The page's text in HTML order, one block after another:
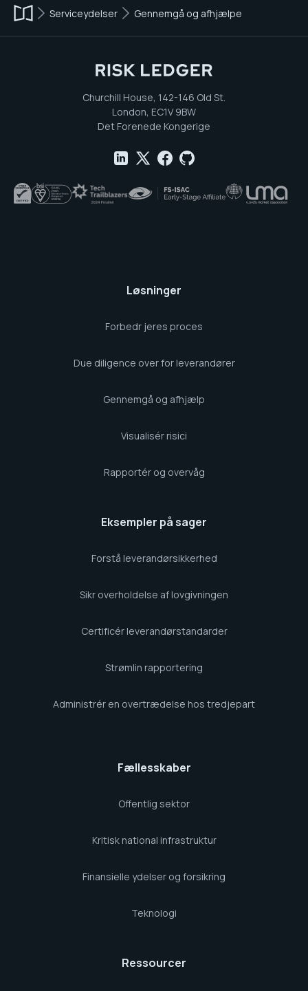
Serviceydelser Gennemgå og afhjælpe
Churchill House, 142-146 Old St.
London, EC1V 9BW
Det Forenede Kongerige
Løsninger
Forbedr jeres proces
Due diligence over for leverandører
Gennemgå og afhjælp
Visualisér risici
Rapportér og overvåg
Eksempler på sager
Forstå leverandørsikkerhed
Sikr overholdelse af lovgivningen
Certificér leverandørstandarder
Strømlin rapportering
Administrér en overtrædelse hos tredjepart
Fællesskaber
Offentlig sektor
Kritisk national infrastruktur
Finansielle ydelser og forsikring
Teknologi
Ressourcer